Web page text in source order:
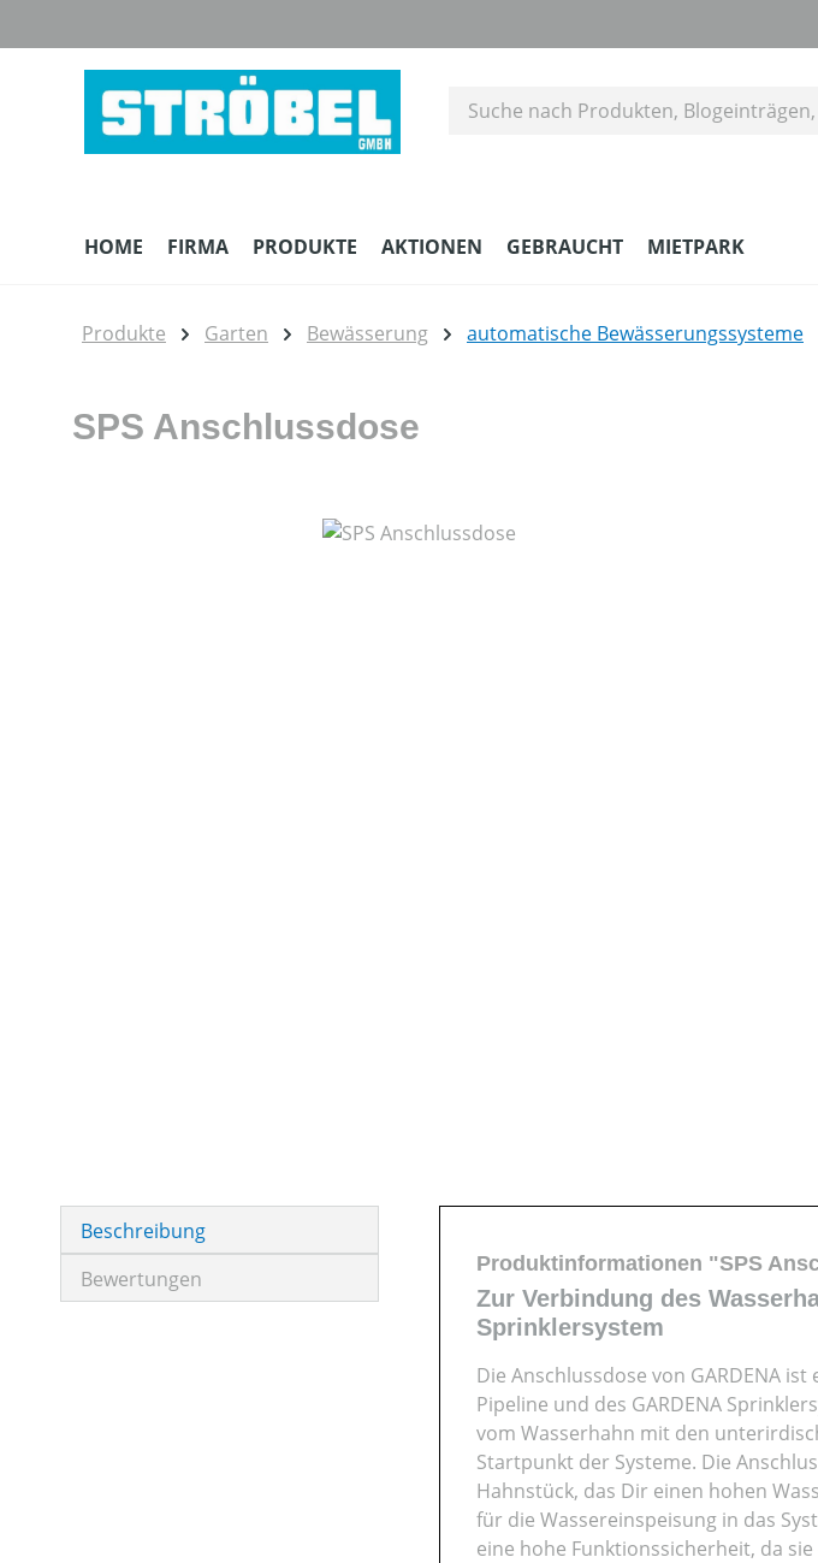
HOME FIRMA PRODUKTE AKTIONEN GEBRAUCHT MIETPARK
Produkte Garten Bewässerung automatische Bewässerungssysteme
SPS Anschlussdose
Beschreibung
Bewertungen
Produktinformationen "SPS
Zur Verbindung des
Sprinklersystem
Die Anschlussdose von GARDENA
Pipeline und des GARDENA
vom Wasserhahn mit den
Startpunkt der Systeme. Die
Hahnstück, das Dir einen hohen
für die Wassereinspeisung in das
eine hohe Funktionssicherheit, da